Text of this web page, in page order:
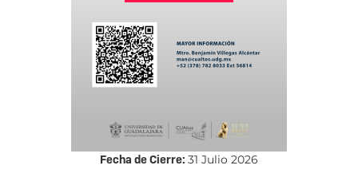
Fecha de Cierre: 31 Julio 2026